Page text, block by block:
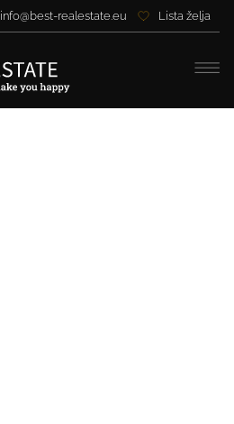
info@best-realestate.eu Lista želja